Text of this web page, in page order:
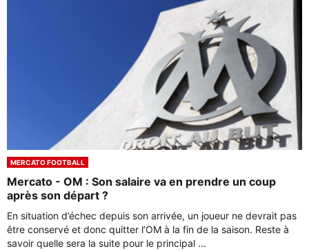
MERCATO FOOTBALL
Mercato - OM : Son salaire va en prendre un coup
après son départ ?
En situation d’échec depuis son arrivée, un joueur ne devrait pas
être conservé et donc quitter l’OM à la fin de la saison. Reste à
savoir quelle sera la suite pour le principal ...